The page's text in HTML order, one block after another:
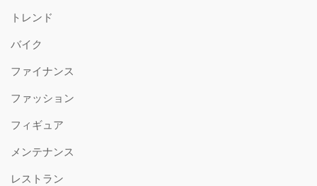
トレンド
バイク
ファイナンス
ファッション
フィギュア
メンテナンス
レストラン